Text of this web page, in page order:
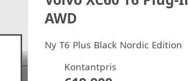
AWD
NyT6 Plus Black Nordic Edition
Kontantpris